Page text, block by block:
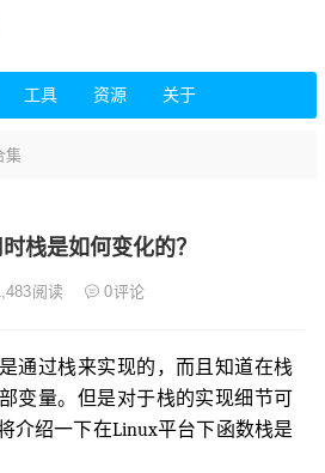
工具 资源 关于
集
栈是如何变化的？
阅读 0评论
通过栈来实现的，而且知道在栈
变量。但是对于栈的实现细节可
介绍一下在Linux平台下函数栈是